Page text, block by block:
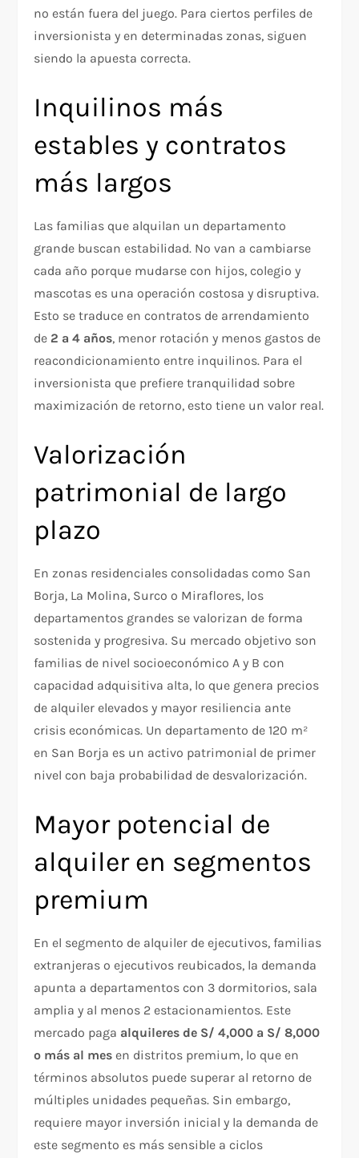
no están fuera del juego. Para ciertos perfiles de
inversionista y en determinadas zonas, siguen
siendo la apuesta correcta.
Inquilinos más
estables y contratos
más largos
Las familias que alquilan un departamento
grande buscan estabilidad. No van a cambiarse
cada año porque mudarse con hijos, colegio y
mascotas es una operación costosa y disruptiva.
Esto se traduce en contratos de arrendamiento
de 2 a 4 años, menor rotación y menos gastos de
reacondicionamiento entre inquilinos. Para el
inversionista que prefiere tranquilidad sobre
maximización de retorno, esto tiene un valor real.
Valorización
patrimonial de largo
plazo
En zonas residenciales consolidadas como San
Borja, La Molina, Surco o Miraflores, los
departamentos grandes se valorizan de forma
sostenida y progresiva. Su mercado objetivo son
familias de nivel socioeconómico A y B con
capacidad adquisitiva alta, lo que genera precios
de alquiler elevados y mayor resiliencia ante
crisis económicas. Un departamento de 120 m²
en San Borja es un activo patrimonial de primer
nivel con baja probabilidad de desvalorización.
Mayor potencial de
alquiler en segmentos
premium
En el segmento de alquiler de ejecutivos, familias
extranjeras o ejecutivos reubicados, la demanda
apunta a departamentos con 3 dormitorios, sala
amplia y al menos 2 estacionamientos. Este
mercado paga alquileres de S/ 4,000 a S/ 8,000
o más al mes en distritos premium, lo que en
términos absolutos puede superar al retorno de
múltiples unidades pequeñas. Sin embargo,
requiere mayor inversión inicial y la demanda de
este segmento es más sensible a ciclos